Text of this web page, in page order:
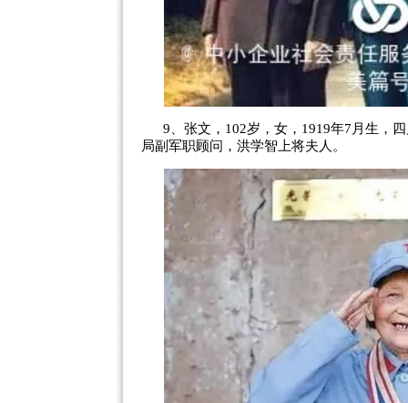
9、张文，102岁，女，1919年7月生，
局副军职顾问，洪学智上将夫人。